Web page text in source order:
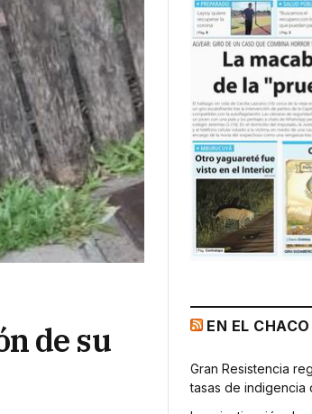
de su
EN EL CHACO
Gran Resistencia
tasas de indigencia